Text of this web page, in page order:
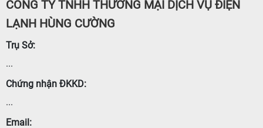
CÔNG TY TNHH THƯƠNG MẠI DỊCH VỤ ĐIỆN
LẠNH HÙNG CƯỜNG
Trụ Sở:
...
Chứng nhận ĐKKD:
...
Email: